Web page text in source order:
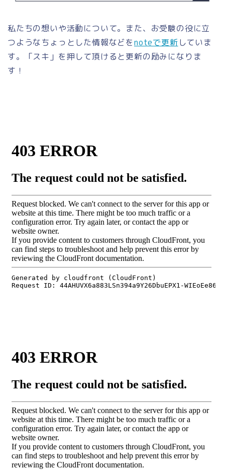
私たちの想いや活動について。また、お受験の役に立
つようなちょっとした情報などをnoteで更新していま
す。「スキ」を押して頂けると更新の励みになりま
す！